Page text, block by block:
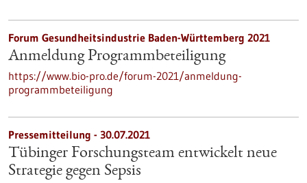
Forum Gesundheitsindustrie Baden-Württemberg 2021
Anmeldung Programmbeteiligung
https://www.bio-pro.de/forum-2021/anmeldung-
programmbeteiligung
Pressemitteilung - 30.07.2021
Tübinger Forschungsteam entwickelt neue
Strategie gegen Sepsis